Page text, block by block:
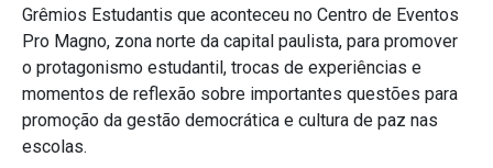
Grêmios Estudantis que aconteceu no Centro de Eventos
Pro Magno, zona norte da capital paulista, para promover
o protagonismo estudantil, trocas de experiências e
momentos de reflexão sobre importantes questões para
promoção da gestão democrática e cultura de paz nas
escolas.